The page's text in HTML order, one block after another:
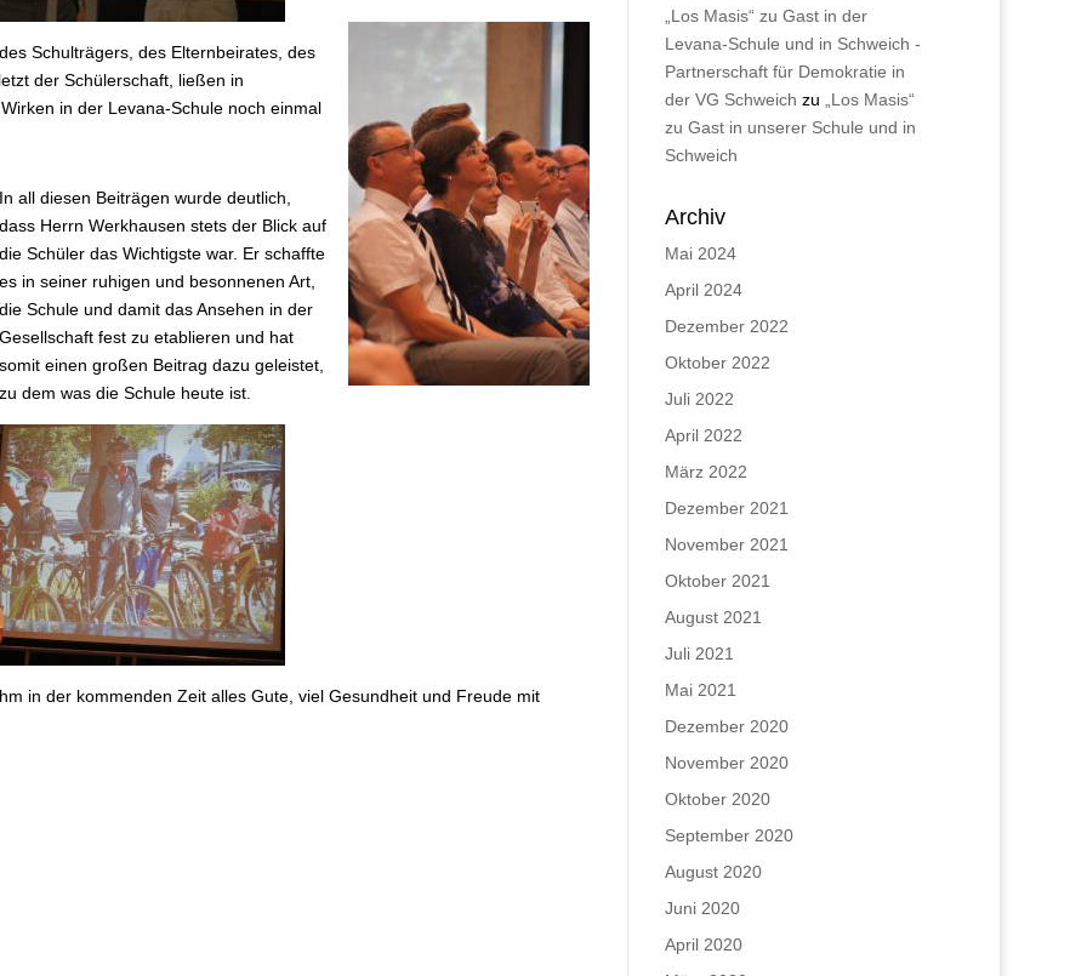
Schulträgers, des Elternbeirates, des
der Schülerschaft, ließen in
in der Levana-Schule noch einmal
In all diesen Beiträgen wurde deutlich,
dass Herrn Werkhausen stets der Blick auf
die Schüler das Wichtigste war. Er schaffte
es in seiner ruhigen und besonnenen Art,
die Schule und damit das Ansehen in der
Gesellschaft fest zu etablieren und hat
somit einen großen Beitrag dazu geleistet,
zu dem was die Schule heute ist.
in der kommenden Zeit alles Gute, viel Gesundheit und Freude mit
„Los Masis“ zu Gast in der
Levana-Schule und in Schweich -
Partnerschaft für Demokratie in
der VG Schweich zu
„Los Masis“
zu Gast in unserer Schule und in
Schweich
Archiv
Mai 2024
April 2024
Dezember 2022
Oktober 2022
Juli 2022
April 2022
März 2022
Dezember 2021
November 2021
Oktober 2021
August 2021
Juli 2021
Mai 2021
Dezember 2020
November 2020
Oktober 2020
September 2020
August 2020
Juni 2020
April 2020